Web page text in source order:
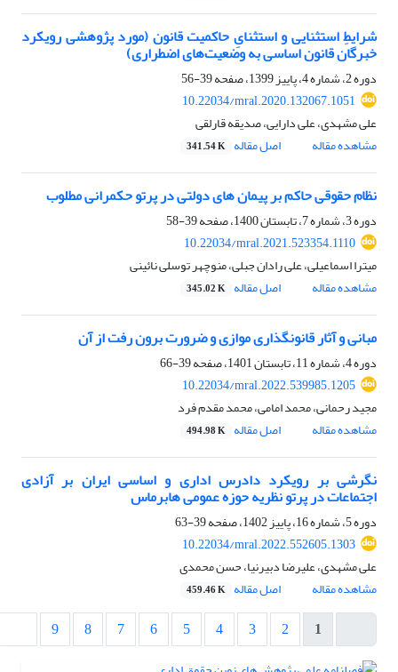
شرایطِ استثنایی و استثنایِ حاکمیت قانون (مورد پژوهشی رویکرد
خبرگان قانون اساسی به وضعیت‌های اضطراری)
دوره 2، شماره 4، پاییز 1399، صفحه
39-56
10.22034/mral.2020.132067.1051
علی مشهدی، علی دارایی، صدیقه قارلقی
مشاهده مقاله
اصل مقاله 341.54 K
نظام حقوقی حاکم بر پیمان های دولتی در پرتو حکمرانی مطلوب
دوره 3، شماره 7، تابستان 1400، صفحه
39-58
10.22034/mral.2021.523354.1110
میترا اسماعیلی، علی رادان جبلی، منوچهر توسلی نائینی
مشاهده مقاله
اصل مقاله 345.02 K
مبانی و آثار قانونگذاری موازی و ضرورت برون رفت از آن
دوره 4، شماره 11، تابستان 1401، صفحه
39-66
10.22034/mral.2022.539985.1205
مجید رحمانی، محمد امامی، محمد مقدم فرد
مشاهده مقاله
اصل مقاله 494.98 K
نگرشی بر رویکرد دادرس اداری و اساسی ایران بر آزادی
اجتماعات در پرتو نظریه حوزه عمومی هابرماس
دوره 5، شماره 16، پاییز 1402، صفحه
39-63
10.22034/mral.2022.552605.1303
علی مشهدی، علیرضا دبیرنیا، حسن محمدی
مشاهده مقاله
اصل مقاله 459.46 K
1
2
3
4
5
6
7
8
9